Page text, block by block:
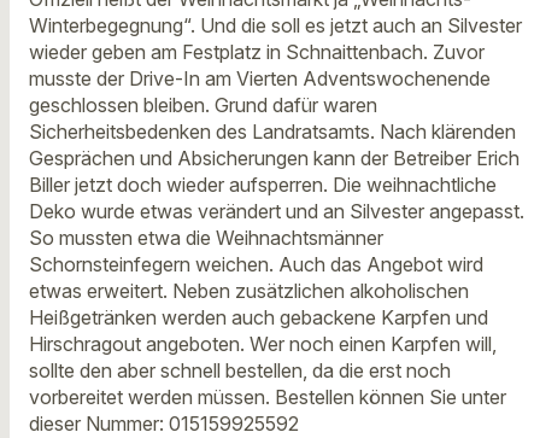
Winterbegegnung“. Und die soll es jetzt auch an Silvester
wieder geben am Festplatz in Schnaittenbach. Zuvor
musste der Drive-In am Vierten Adventswochenende
geschlossen bleiben. Grund dafür waren
Sicherheitsbedenken des Landratsamts. Nach klärenden
Gesprächen und Absicherungen kann der Betreiber Erich
Biller jetzt doch wieder aufsperren. Die weihnachtliche
Deko wurde etwas verändert und an Silvester angepasst.
So mussten etwa die Weihnachtsmänner
Schornsteinfegern weichen. Auch das Angebot wird
etwas erweitert. Neben zusätzlichen alkoholischen
Heißgetränken werden auch gebackene Karpfen und
Hirschragout angeboten. Wer noch einen Karpfen will,
sollte den aber schnell bestellen, da die erst noch
vorbereitet werden müssen. Bestellen können Sie unter
dieser Nummer: 015159925592